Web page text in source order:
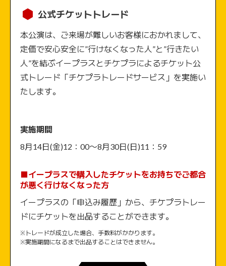
公式チケットトレード
本公演は、ご来場が難しいお客様におかれまして、
定価で安心安全に”行けなくなった人”と”行きたい
人”を結ぶイープラスとチケプラによるチケット公
式トレード「チケプラトレードサービス」を実施い
たします。
実施期間
8月14日(金)12：00〜8月30日(日)11：59
■イープラスで購入したチケットをお持ちでご都合
が悪く行けなくなった方
イープラスの「申込み履歴」から、チケプラトレー
ドにチケットを出品することができます。
※トレードが成立した場合、手数料がかかります。
※実施期間になるまで出品することはできません。